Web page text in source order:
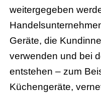
weitergegeben
Geräte, die
verwenden und bei
entstehen – zum
Küchengeräte,